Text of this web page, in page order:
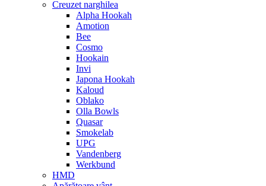
Creuzet narghilea
Alpha Hookah
Amotion
Bee
Cosmo
Hookain
Invi
Japona Hookah
Kaloud
Oblako
Olla Bowls
Quasar
Smokelab
UPG
Vandenberg
Werkbund
HMD